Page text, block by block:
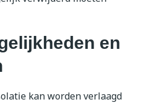
en
kan worden verlaagd